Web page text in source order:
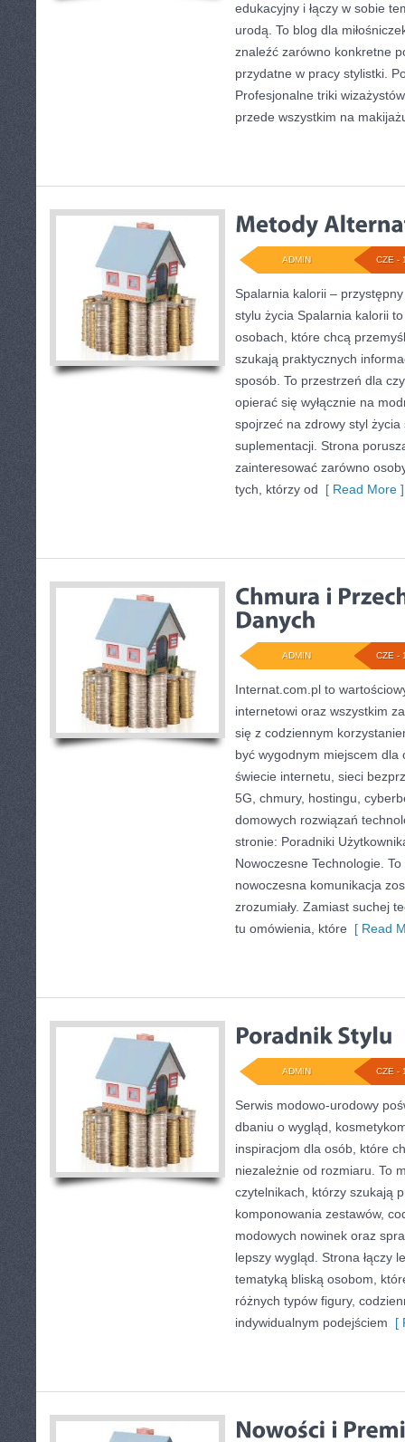
edukacyjny i łączy w sobie
urodą. To blog dla
znaleźć zarówno konkretne
przydatne w pracy stylistki.
Profesjonalne triki
przede wszystkim na
CZE -
ADMIN
Spalarnia kalorii –
stylu życia Spalarnia kalorii
osobach, które chcą
szukają praktycznych
sposób. To przestrzeń dla
opierać się wyłącznie na
spojrzeć na zdrowy styl
suplementacji. Strona
zainteresować zarówno
tych, którzy od [ Read More ]
CZE -
ADMIN
Internat.com.pl to
internetowi oraz wszystkim
się z codziennym
być wygodnym miejscem
świecie internetu, sieci
5G, chmury, hostingu,
domowych rozwiązań
stronie: Poradniki
Nowoczesne Technologie.
nowoczesna komunikacja
zrozumiały. Zamiast suchej
tu omówienia, które [ Read
CZE -
ADMIN
Serwis modowo-urodowy
dbaniu o wygląd,
inspiracjom dla osób, które
niezależnie od rozmiaru. To
czytelnikach, którzy szukają
komponowania zestawów,
modowych nowinek oraz
lepszy wygląd. Strona łączy
tematyką bliską osobom,
różnych typów figury,
indywidualnym podejściem [